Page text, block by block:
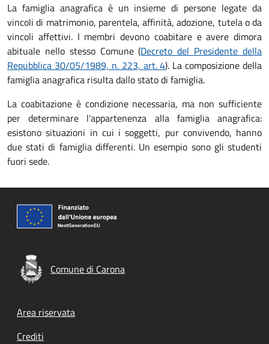
La famiglia anagrafica è un insieme di persone legate da
vincoli di matrimonio, parentela, affinità, adozione, tutela o da
vincoli affettivi. I membri devono coabitare e avere dimora
abituale nello stesso Comune (Decreto del Presidente della
Repubblica 30/05/1989, n. 223, art. 4). La composizione della
famiglia anagrafica risulta dallo stato di famiglia.
La coabitazione è condizione necessaria, ma non sufficiente
per determinare l'appartenenza alla famiglia anagrafica:
esistono situazioni in cui i soggetti, pur convivendo, hanno
due stati di famiglia differenti. Un esempio sono gli studenti
fuori sede.
Comune di Carona
Footer menu
Area riservata
Crediti